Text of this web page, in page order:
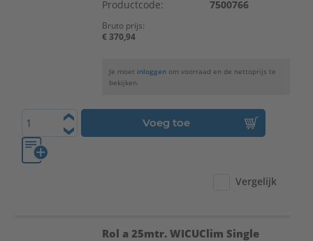
Productcode:
7500766
Bruto prijs:
€ 370,94
Je moet inloggen om voorraad en de nettoprijs te
bekijken.
Voeg toe
Vergelijk
Rol a 25mtr. WICUClim Single